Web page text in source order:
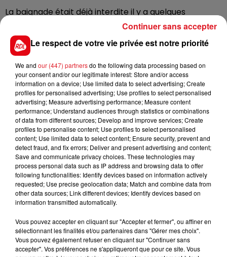
La baignade était déjà interdite il y a quelques
semaines. L’Agence Régionale de Santé indiquait un
taux de bactéries trop élevé mi-juin, avant un retour à
la normal début juillet.
FIL D'ACTUS
15 juillet 2026
BÉTHUNE: ENQUÊTE POUR HOMICIDE
VOLONTAIRE EN COURS, APRÈS LA...
Selon les premiers éléments, le logement servait
à des prostituées
Le respect de votre vie privée est notre priorité
We and our (447) partnersdo the following data processing based on
your consent and/or our legitimate interest: Store and/or access
information on a device; Use limited data to select advertising; Create
profiles for personalised advertising; Use profiles to select personalised
advertising; Measure advertising performance; Measure content
performance; Understand audiences through statistics or combinations
of data from different sources; Develop and improve services; Create
profiles to personalise content; Use profiles to select personalised
content; Use limited data to select content; Ensure security, prevent and
detect fraud, and fix errors; Deliver and present advertising and content;
Save and communicate privacy choices. These technologies may
process personal data such as IP address and browsing data to offer
following functionalities: Identify devices based on information actively
requested; Use precise geolocation data; Match and combine data from
other data sources; Link different devices; Identify devices based on
information transmitted automatically.
Vous pouvez accepter en cliquant sur "Accepter et fermer", ou affiner en
sélectionnant les finalités et/ou partenaires dans "Gérer mes choix".
Vous pouvez également refuser en cliquant sur "Continuer sans
accepter". Vos préférences ne s'appliqueront que pour ce site. Vous
Continuer sans accepter